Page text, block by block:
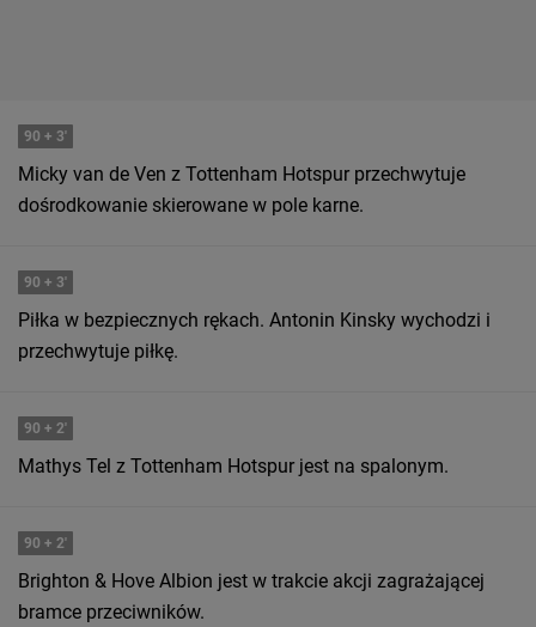
90 + 3'
Micky van de Ven z Tottenham Hotspur przechwytuje
dośrodkowanie skierowane w pole karne.
90 + 3'
Piłka w bezpiecznych rękach. Antonin Kinsky wychodzi i
przechwytuje piłkę.
90 + 2'
Mathys Tel z Tottenham Hotspur jest na spalonym.
90 + 2'
Brighton & Hove Albion jest w trakcie akcji zagrażającej
bramce przeciwników.